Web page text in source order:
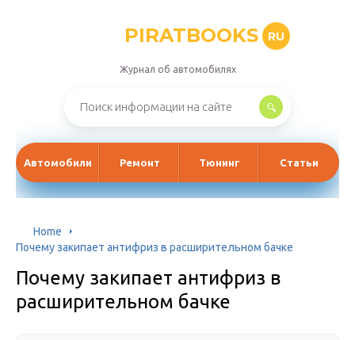
PIRATBOOKS RU
Журнал об автомобилях
Автомобили Ремонт Тюнинг Статьи
Home
Почему закипает антифриз в расширительном бачке
Почему закипает антифриз в
расширительном бачке